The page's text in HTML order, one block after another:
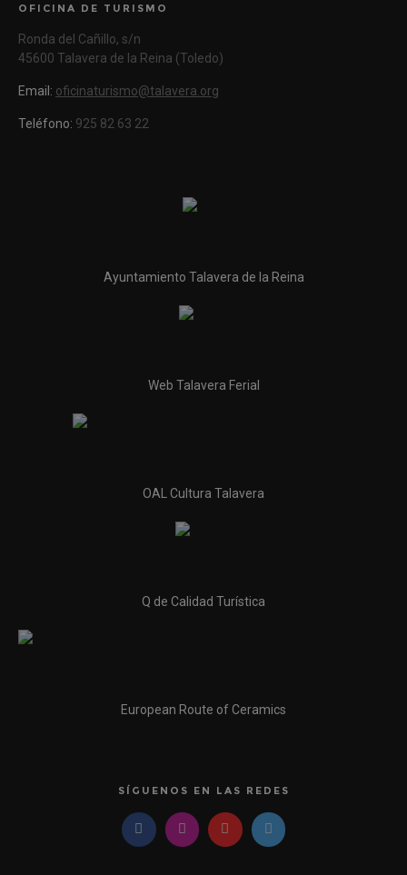
OFICINA DE TURISMO
Ronda del Cañillo, s/n
45600 Talavera de la Reina (Toledo)
Email: oficinaturismo@talavera.org
Teléfono: 925 82 63 22
Ayuntamiento Talavera de la Reina
Web Talavera Ferial
OAL Cultura Talavera
Q de Calidad Turística
European Route of Ceramics
SÍGUENOS EN LAS REDES